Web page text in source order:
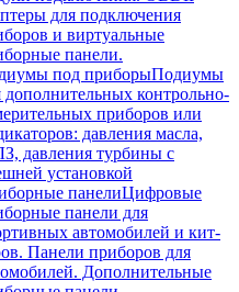
для подключения
и виртуальные
панели.
под приборыПодиумы
дополнительных контрольно-
приборов или
давления масла,
давления турбины с
установкой
панелиЦифровые
панели для
автомобилей и кит-
Панели приборов для
Дополнительные